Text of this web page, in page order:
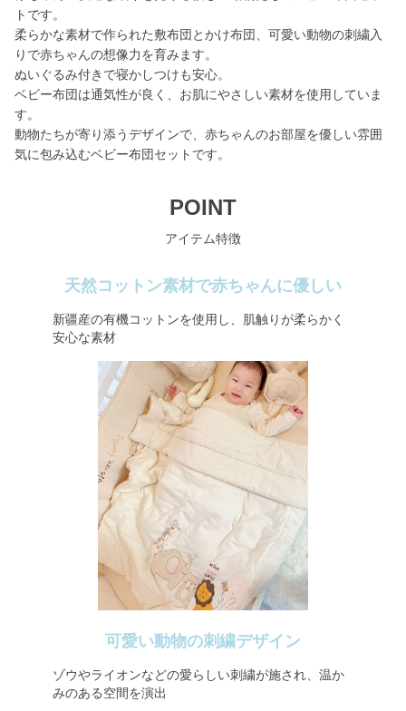
トです。
柔らかな素材で作られた敷布団とかけ布団、可愛い動物の刺繍入
りで赤ちゃんの想像力を育みます。
ぬいぐるみ付きで寝かしつけも安心。
ベビー布団は通気性が良く、お肌にやさしい素材を使用していま
す。
動物たちが寄り添うデザインで、赤ちゃんのお部屋を優しい雰囲
気に包み込むベビー布団セットです。
POINT
アイテム特徴
天然コットン素材で赤ちゃんに優しい
新疆産の有機コットンを使用し、肌触りが柔らかく
安心な素材
可愛い動物の刺繍デザイン
ゾウやライオンなどの愛らしい刺繍が施され、温か
みのある空間を演出